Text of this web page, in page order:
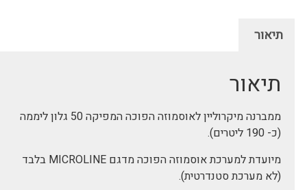
תיאור
תיאור
ממברנה מיקרוליין לאוסמוזה הפוכה המפיקה 50 גלון ליממה
(כ- 190 ליטרים).
מיועדת למערכת אוסמוזה הפוכה מדגם MICROLINE בלבד
(לא מערכת סטנדרטית).